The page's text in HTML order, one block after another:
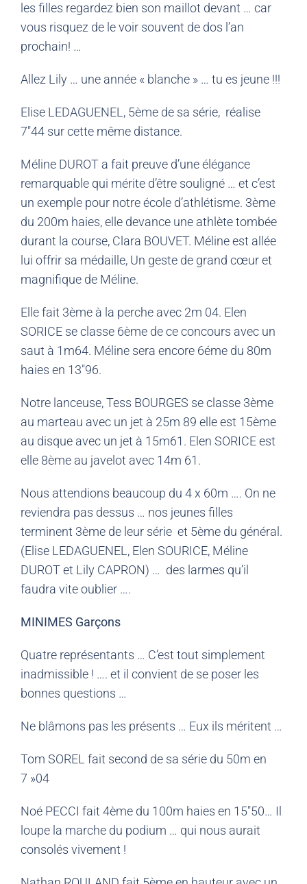
les filles regardez bien son maillot devant … car
vous risquez de le voir souvent de dos l’an
prochain! …
Allez Lily … une année « blanche » … tu es jeune !!!
Elise LEDAGUENEL, 5ème de sa série, réalise
7″44 sur cette même distance.
Méline DUROT a fait preuve d’une élégance
remarquable qui mérite d’être souligné … et c’est
un exemple pour notre école d’athlétisme. 3ème
du 200m haies, elle devance une athlète tombée
durant la course, Clara BOUVET. Méline est allée
lui offrir sa médaille, Un geste de grand cœur et
magnifique de Méline.
Elle fait 3ème à la perche avec 2m 04. Elen
SORICE se classe 6ème de ce concours avec un
saut à 1m64. Méline sera encore 6éme du 80m
haies en 13″96.
Notre lanceuse, Tess BOURGES se classe 3ème
au marteau avec un jet à 25m 89 elle est 15ème
au disque avec un jet à 15m61. Elen SORICE est
elle 8ème au javelot avec 14m 61.
Nous attendions beaucoup du 4 x 60m …. On ne
reviendra pas dessus … nos jeunes filles
terminent 3ème de leur série et 5ème du général.
(Elise LEDAGUENEL, Elen SOURICE, Méline
DUROT et Lily CAPRON) … des larmes qu’il
faudra vite oublier ….
MINIMES Garçons
Quatre représentants … C’est tout simplement
inadmissible ! …. et il convient de se poser les
bonnes questions …
Ne blâmons pas les présents … Eux ils méritent …
Tom SOREL fait second de sa série du 50m en
7 »04
Noé PECCI fait 4ème du 100m haies en 15″50… Il
loupe la marche du podium … qui nous aurait
consolés vivement !